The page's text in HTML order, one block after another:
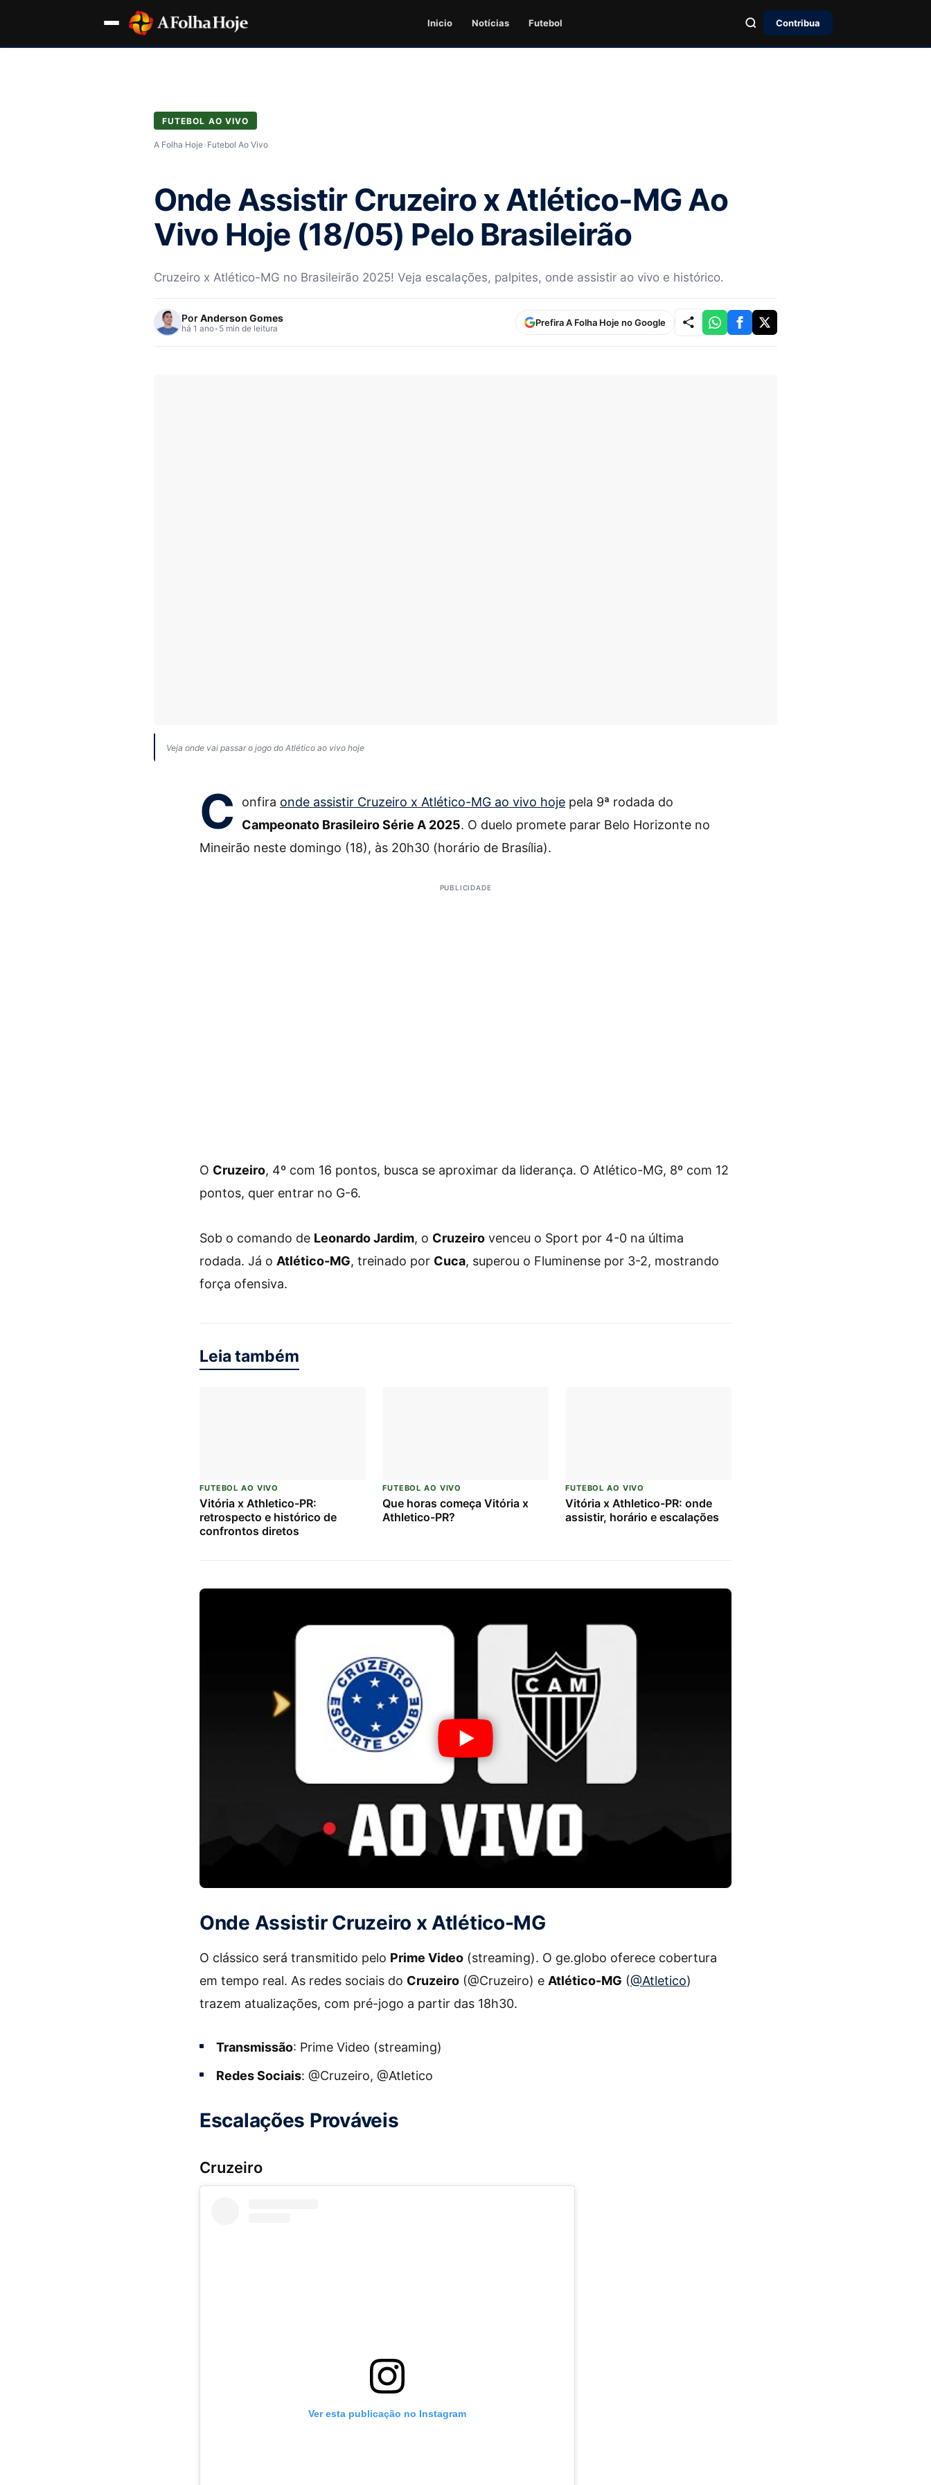
Inicio Notícias Futebol Contribua
FUTEBOL AO VIVO
A Folha Hoje› Futebol Ao Vivo
Onde Assistir Cruzeiro x Atlético-MG Ao
Vivo Hoje (18/05) Pelo Brasileirão
Cruzeiro x Atlético-MG no Brasileirão 2025! Veja escalações, palpites, onde assistir ao vivo e histórico.
PorAnderson Gomes
há 1 ano• 5 min de leitura
Prefira A Folha Hoje no Google
Veja onde vai passar o jogo do Atlético ao vivo hoje
C onfira onde assistir Cruzeiro x Atlético-MG ao vivo hoje pela 9ª rodada do
Campeonato Brasileiro Série A 2025. O duelo promete parar Belo Horizonte no
Mineirão neste domingo (18), às 20h30 (horário de Brasília).
PUBLICIDADE
O Cruzeiro, 4º com 16 pontos, busca se aproximar da liderança. O Atlético-MG, 8º com 12
pontos, quer entrar no G-6.
Sob o comando de Leonardo Jardim, o Cruzeiro venceu o Sport por 4-0 na última
rodada. Já o Atlético-MG, treinado por Cuca, superou o Fluminense por 3-2, mostrando
força ofensiva.
Leia também
FUTEBOL AO VIVO
Vitória x Athletico-PR:
retrospecto e histórico de
confrontos diretos
FUTEBOL AO VIVO
Que horas começa Vitória x
Athletico-PR?
FUTEBOL AO VIVO
Vitória x Athletico-PR: onde
assistir, horário e escalações
Onde Assistir Cruzeiro x Atlético-MG
O clássico será transmitido pelo Prime Video (streaming). O ge.globo oferece cobertura
em tempo real. As redes sociais do Cruzeiro (@Cruzeiro) e Atlético-MG (@Atletico)
trazem atualizações, com pré-jogo a partir das 18h30.
Transmissão: Prime Video (streaming)
Redes Sociais: @Cruzeiro, @Atletico
Escalações Prováveis
Cruzeiro
Ver esta publicação no Instagram